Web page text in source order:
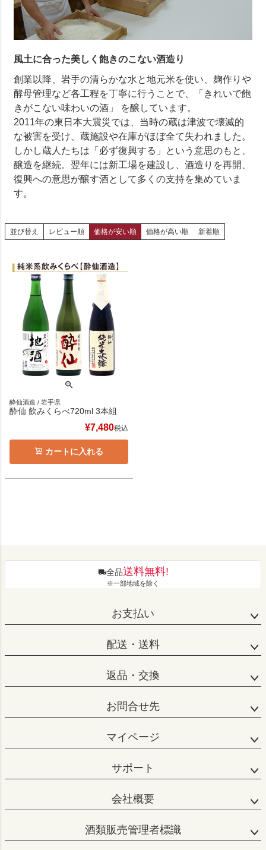
風土に合った美しく飽きのこない酒造り
創業以降、岩手の清らかな水と地元米を使い、麹作りや
酵母管理など各工程を丁寧に行うことで、「きれいで飽
きがこない味わいの酒」 を醸しています。
2011年の東日本大震災では、当時の蔵は津波で壊滅的
な被害を受け、蔵施設や在庫がほぼ全て失われました。
しかし蔵人たちは「必ず復興する」という意思のもと、
醸造を継続。翌年には新工場を建設し、酒造りを再開、
復興への意思が醸す酒として多くの支持を集めていま
す。
並び替え レビュー順 価格が安い順 価格が高い順 新着順
酔仙酒造 / 岩手県
酔仙 飲みくらべ720ml 3本組
¥7,480税込
カートに入れる
全品送料無料!
※一部地域を除く
お支払い
配送・送料
返品・交換
お問合せ先
マイページ
サポート
会社概要
酒類販売管理者標識